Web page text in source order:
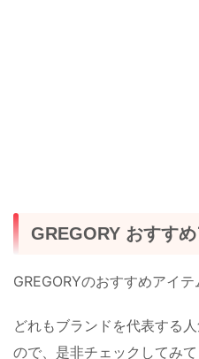
GREGORY おすす
GREGORYのおすすめアイテ
どれもブランドを代表する
ので、是非チェックしてみて